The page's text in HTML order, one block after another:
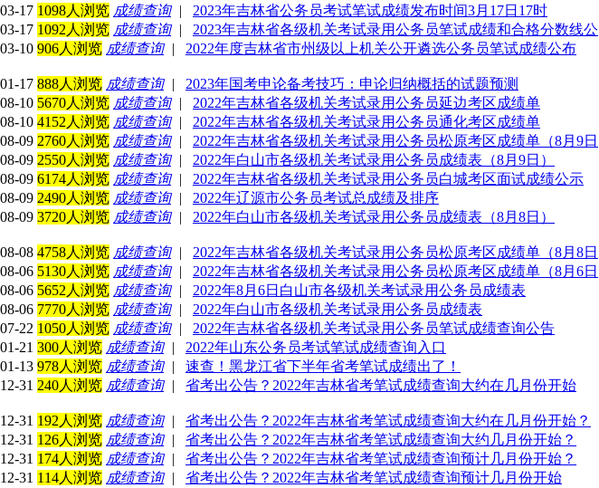
03-17 1098人浏览 成绩查询|
2023年吉林省公务员考试笔试成绩发布时间3月17日17时
03-17 1092人浏览 成绩查询|
2023年吉林省各级机关考试录用公务员笔试成绩和合格分数线公
03-10 906人浏览 成绩查询| 2022年度吉林省市州级以上机关公开遴选公务员笔试成绩公布
01-17 888人浏览 成绩查询|
2023年国考申论备考技巧：申论归纳概括的试题预测
08-10 5670人浏览 成绩查询|
2022年吉林省各级机关考试录用公务员延边考区成绩单
08-10 4152人浏览 成绩查询|
2022年吉林省各级机关考试录用公务员通化考区成绩单
08-09 2760人浏览 成绩查询|
2022年吉林省各级机关考试录用公务员松原考区成绩单（8月9日
08-09 2550人浏览 成绩查询|
2022年白山市各级机关考试录用公务员成绩表（8月9日）
08-09 6174人浏览 成绩查询|
2022年吉林省各级机关考试录用公务员白城考区面试成绩公示
08-09 2490人浏览 成绩查询|
2022年辽源市公务员考试总成绩及排序
08-09 3720人浏览 成绩查询| 2022年白山市各级机关考试录用公务员成绩表（8月8日）
08-08 4758人浏览 成绩查询|
2022年吉林省各级机关考试录用公务员松原考区成绩单（8月8日
08-06 5130人浏览 成绩查询|
2022年吉林省各级机关考试录用公务员松原考区成绩单（8月6日
08-06 5652人浏览 成绩查询|
2022年8月6日白山市各级机关考试录用公务员成绩表
08-06 7770人浏览 成绩查询|
2022年白山市各级机关考试录用公务员成绩表
07-22 1050人浏览 成绩查询|
2022年吉林省各级机关考试录用公务员笔试成绩查询公告
01-21 300人浏览 成绩查询|
2022年山东公务员考试笔试成绩查询入口
01-13 978人浏览 成绩查询|
速查！黑龙江省下半年省考笔试成绩出了！
12-31 240人浏览 成绩查询| 省考出公告？2022年吉林省考笔试成绩查询大约在几月份开始
12-31 192人浏览 成绩查询|
省考出公告？2022年吉林省考笔试成绩查询大约在几月份开始？
12-31 126人浏览 成绩查询|
省考出公告？2022年吉林省考笔试成绩查询大约几月份开始？
12-31 174人浏览 成绩查询|
省考出公告？2022年吉林省考笔试成绩查询预计几月份开始？
12-31 114人浏览 成绩查询|
省考出公告？2022年吉林省考笔试成绩查询预计几月份开始